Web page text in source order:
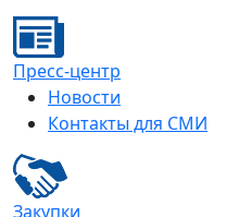
Пресс-центр
Новости
Контакты для СМИ
Закупки